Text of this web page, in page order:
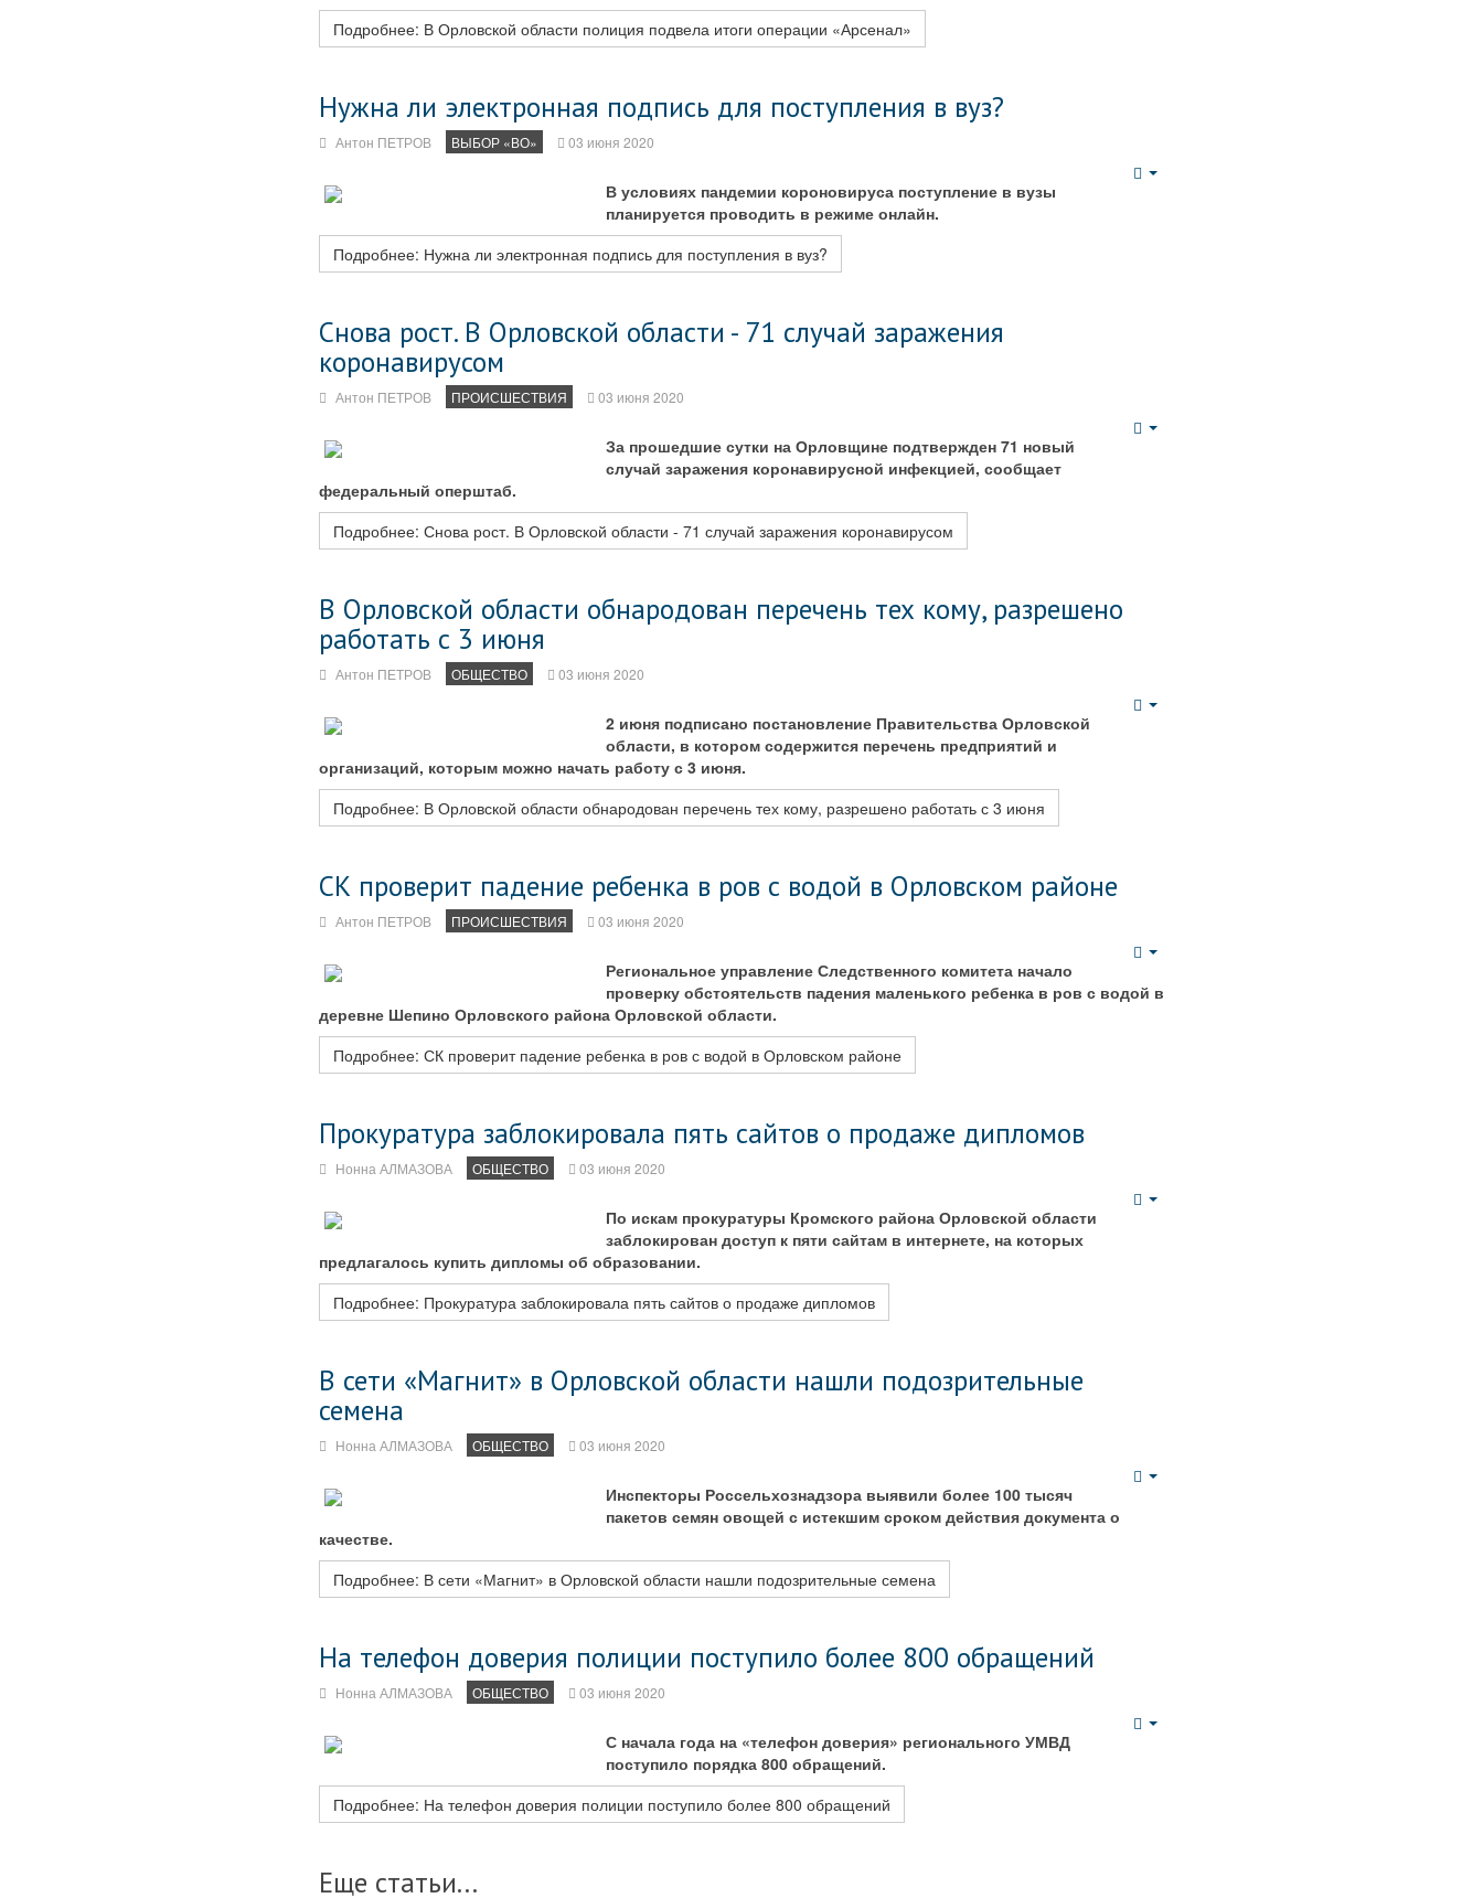
Подробнее: В Орловской области полиция подвела итоги операции «Арсенал»
Нужна ли электронная подпись для поступления в вуз?
Антон ПЕТРОВ ВЫБОР «ВО» 03 июня 2020
В условиях пандемии короновируса поступление в вузы
планируется проводить в режиме онлайн.
Подробнее: Нужна ли электронная подпись для поступления в вуз?
Снова рост. В Орловской области - 71 случай заражения
коронавирусом
Антон ПЕТРОВ ПРОИСШЕСТВИЯ 03 июня 2020
За прошедшие сутки на Орловщине подтвержден 71 новый
случай заражения коронавирусной инфекцией, сообщает
федеральный оперштаб.
Подробнее: Снова рост. В Орловской области - 71 случай заражения коронавирусом
В Орловской области обнародован перечень тех кому, разрешено
работать с 3 июня
Антон ПЕТРОВ ОБЩЕСТВО 03 июня 2020
2 июня подписано постановление Правительства Орловской
области, в котором содержится перечень предприятий и
организаций, которым можно начать работу с 3 июня.
Подробнее: В Орловской области обнародован перечень тех кому, разрешено работать с 3 июня
СК проверит падение ребенка в ров с водой в Орловском районе
Антон ПЕТРОВ ПРОИСШЕСТВИЯ 03 июня 2020
Региональное управление Следственного комитета начало
проверку обстоятельств падения маленького ребенка в ров с водой в
деревне Шепино Орловского района Орловской области.
Подробнее: СК проверит падение ребенка в ров с водой в Орловском районе
Прокуратура заблокировала пять сайтов о продаже дипломов
Нонна АЛМАЗОВА ОБЩЕСТВО 03 июня 2020
По искам прокуратуры Кромского района Орловской области
заблокирован доступ к пяти сайтам в интернете, на которых
предлагалось купить дипломы об образовании.
Подробнее: Прокуратура заблокировала пять сайтов о продаже дипломов
В сети «Магнит» в Орловской области нашли подозрительные
семена
Нонна АЛМАЗОВА ОБЩЕСТВО 03 июня 2020
Инспекторы Россельхознадзора выявили более 100 тысяч
пакетов семян овощей с истекшим сроком действия документа о
качестве.
Подробнее: В сети «Магнит» в Орловской области нашли подозрительные семена
На телефон доверия полиции поступило более 800 обращений
Нонна АЛМАЗОВА ОБЩЕСТВО 03 июня 2020
С начала года на «телефон доверия» регионального УМВД
поступило порядка 800 обращений.
Подробнее: На телефон доверия полиции поступило более 800 обращений
Еще статьи...